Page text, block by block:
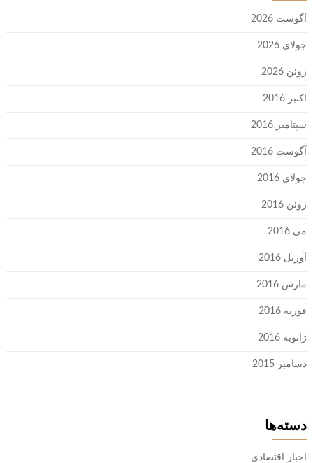
آگوست 2026
جولای 2026
ژوئن 2026
اکتبر 2016
سپتامبر 2016
آگوست 2016
جولای 2016
ژوئن 2016
می 2016
آوریل 2016
مارس 2016
فوریه 2016
ژانویه 2016
دسامبر 2015
دسته‌ها
اخبار اقتصادی